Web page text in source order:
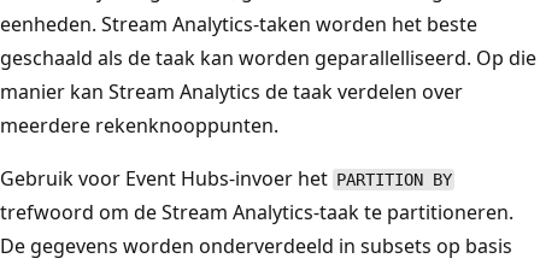
eenheden. Stream Analytics-taken worden het beste
geschaald als de taak kan worden geparallelliseerd. Op die
manier kan Stream Analytics de taak verdelen over
meerdere rekenknooppunten.
Gebruik voor Event Hubs-invoer het PARTITION BY
trefwoord om de Stream Analytics-taak te partitioneren.
De gegevens worden onderverdeeld in subsets op basis